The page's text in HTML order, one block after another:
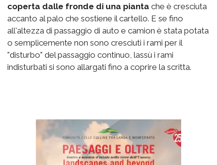
coperta dalle fronde di una pianta che è cresciuta
accanto al palo che sostiene il cartello. E se fino
all'altezza di passaggio di auto e camion è stata potata
o semplicemente non sono cresciuti i rami per il
"disturbo" del passaggio continuo, lassù i rami
indisturbati si sono allargati fino a coprire la scritta.